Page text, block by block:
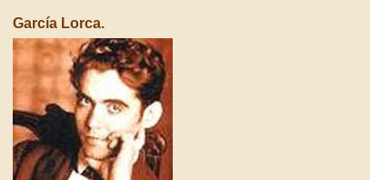
García Lorca.